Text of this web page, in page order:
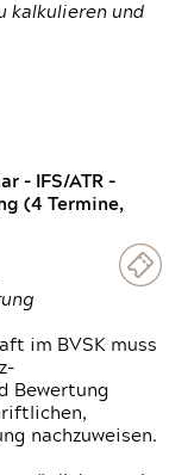
kalkulieren und
- IFS/ATR -
(4 Termine,
im BVSK muss
Bewertung
nachzuweisen.